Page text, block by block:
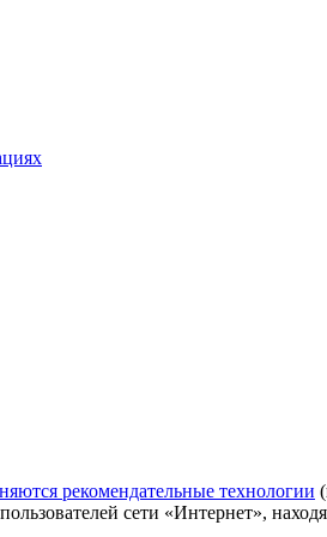
рекомендательные технологии
сети «Интернет»,